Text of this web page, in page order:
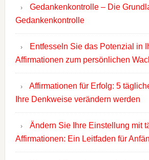
Gedankenkontrolle – Die
Gedankenkontrolle
Entfesseln Sie das Potenzial in
Affirmationen zum persönlichen
Affirmationen für Erfolg: 5
Ihre Denkweise verändern werden
Ändern Sie Ihre Einstellung mit
Affirmationen: Ein Leitfaden für